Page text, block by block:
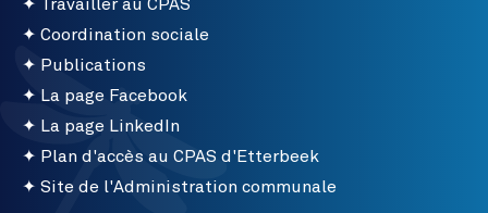
Travailler au CPAS
Coordination sociale
Publications
La page Facebook
La page LinkedIn
Plan d'accès au CPAS d'Etterbeek
Site de l'Administration communale